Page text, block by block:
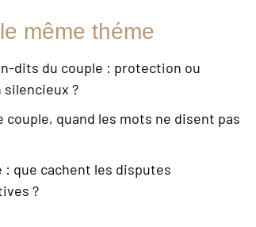
même théme
dits du couple : protection ou
silencieux ?
couple, quand les mots ne disent pas
: que cachent les disputes
?